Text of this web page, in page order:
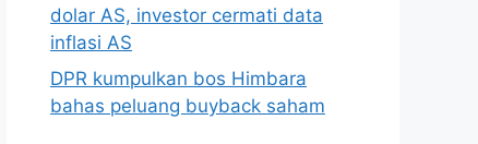
dolar AS, investor cermati data
inflasi AS
DPR kumpulkan bos Himbara
bahas peluang buyback saham